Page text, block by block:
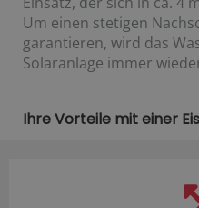
Um einen stetigen
garantieren, wird das
Solaranlage immer
Ihre Vorteile mit einer